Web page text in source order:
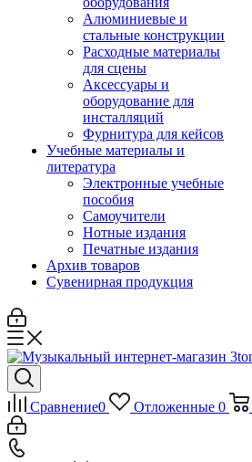
Алюминиевые и
стальные конструкции
Расходные материалы
для сцены
Аксессуары и
оборудование для
инсталляций
Фурнитура для кейсов
Учебные материалы и
литература
Электронные учебные
пособия
Самоучители
Нотные издания
Печатные издания
Архив товаров
Сувенирная продукция
Сравнение0 Отложенные 0